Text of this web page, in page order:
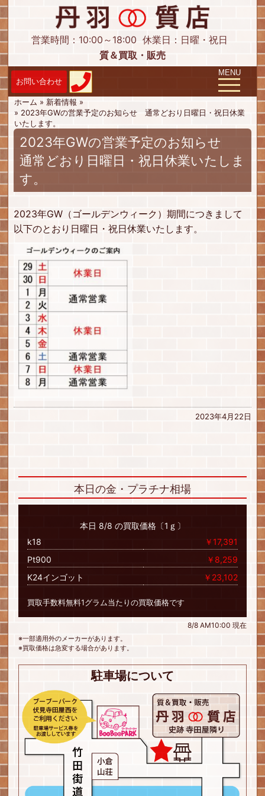
営業時間：10:00～18:00 休業日：日曜・祝日
質＆買取・販売
Toggle
MENU
ホーム » 新着情報 »
» 2023年GWの営業予定のお知らせ 通常どおり日曜日・祝日休業
いたします。
2023年GWの営業予定のお知らせ
通常どおり日曜日・祝日休業いたしま
す。
2023年GW（ゴールデンウィーク）期間につきまして
以下のとおり日曜日・祝日休業いたします。
2023年4月22日
本日の金・プラチナ相場
本日 8/8 の買取価格〔1ｇ〕
k18
￥17,391
Pt900
￥8,259
K24インゴット
￥23,102
買取手数料無料1グラム当たりの買取価格です
8/8 AM10:00 現在
※一部適用外のメーカーがあります。
※買取価格は急変する場合があります。
駐車場について